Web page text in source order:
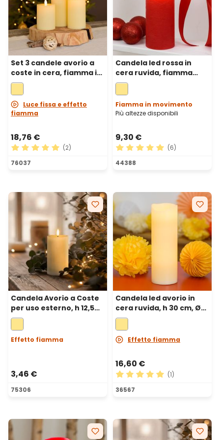
Set 3 candele avorio a
coste in cera, fiamma in
movimento, h 10-12,5-15
cm
Luce fissa e effetto
fiamma
18,76 €
Valutazione media di 5 su 5 stelle
(2)
76037
Candela led rossa in
cera ruvida, fiamma
mobile, h 18 cm, Ø 7,5 cm
Fiamma in movimento
Più altezze disponibili
9,30 €
Valutazione media di 5 su
(6)
44388
Candela Avorio a Coste
per uso esterno, h 12,5
cm, Ø 7,5cm, fiamma 3D
con stoppino ed effetto
cera sciolta
Effetto fiamma
3,46 €
75306
Candela led avorio in
cera ruvida, h 30 cm, Ø
10 cm
Effetto fiamma
16,60 €
Valutazione media di 5 su
(1)
36567